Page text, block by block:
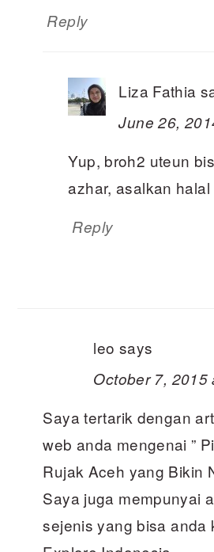
Reply
Liza Fathia
June 26,
Yup, broh2 uteun
azhar, asalkan halal
Reply
leo says
October 7, 2015
Saya tertarik dengan
web anda mengenai ”
Rujak Aceh yang Bikin
Saya juga mempunyai
sejenis yang bisa anda